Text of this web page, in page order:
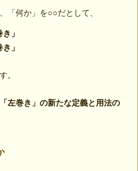
「何か」を○○だとして、
」
」
。
「左巻き」の新たな定義と用法の